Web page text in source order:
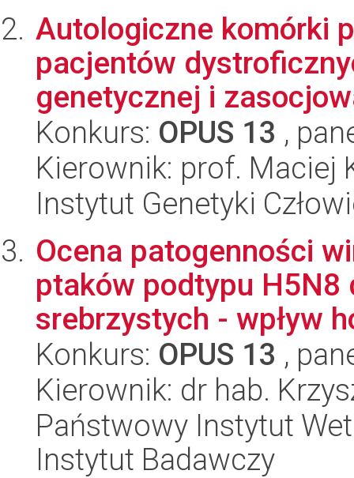
Autologiczne komórki
pacjentów
genetycznej i
Konkurs: OPUS 13 ,
Kierownik: prof. Maciej
Instytut Genetyki
Ocena patogenności
ptaków podtypu
srebrzystych - wpływ
Konkurs: OPUS 13 ,
Kierownik: dr hab.
Państwowy Instytut
Instytut Badawczy